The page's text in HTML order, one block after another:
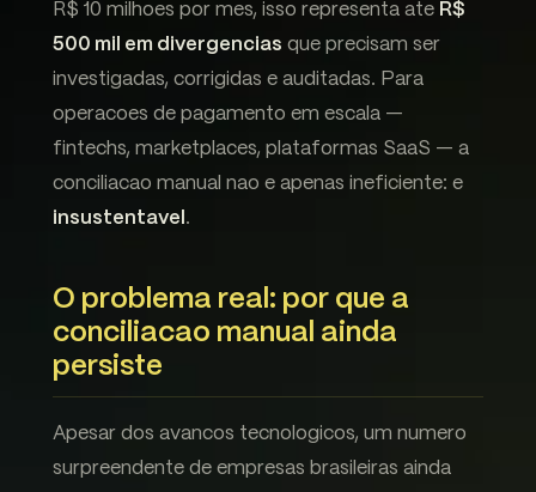
R$ 10 milhoes por mes, isso representa ate R$
500 mil em divergencias que precisam ser
investigadas, corrigidas e auditadas. Para
operacoes de pagamento em escala —
fintechs, marketplaces, plataformas SaaS — a
conciliacao manual nao e apenas ineficiente: e
insustentavel .
O problema real: por que a
conciliacao manual ainda
persiste
Apesar dos avancos tecnologicos, um numero
surpreendente de empresas brasileiras ainda